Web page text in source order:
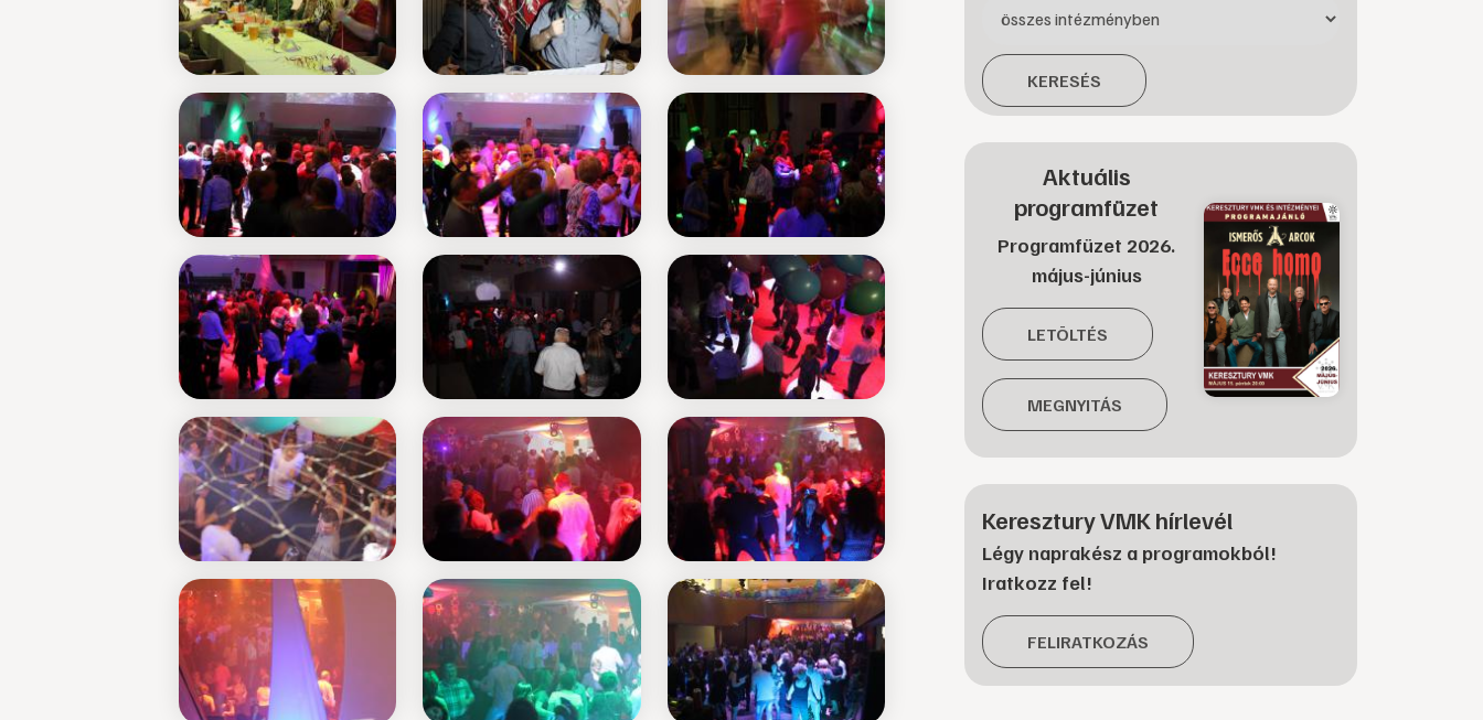
KERESÉS
Aktuális
programfüzet
Programfüzet 2026.
május-június
LETÖLTÉS
MEGNYITÁS
Keresztury VMK hírlevél
Légy naprakész a programokból!
Iratkozz fel!
FELIRATKOZÁS